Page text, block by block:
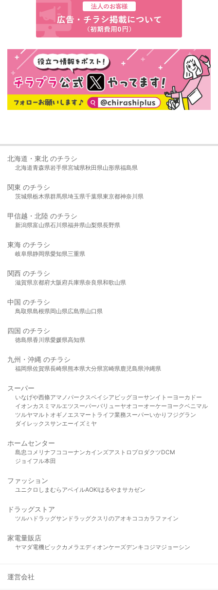
北海道・東北 のチラシ
北海道青森県岩手県宮城県秋田県山形県福島県
関東 のチラシ
茨城県栃木県群馬県埼玉県千葉県東京都神奈川県
甲信越・北陸 のチラシ
新潟県富山県石川県福井県山梨県長野県
東海 のチラシ
岐阜県静岡県愛知県三重県
関西 のチラシ
滋賀県京都府大阪府兵庫県奈良県和歌山県
中国 のチラシ
鳥取県島根県岡山県広島県山口県
四国 のチラシ
徳島県香川県愛媛県高知県
九州・沖縄 のチラシ
福岡県佐賀県長崎県熊本県大分県宮崎県鹿児島県沖縄県
スーパー
いなげや西條アマノパークスベイシア ビッグヨーサンイトーヨーカドー
イオンカスミ マルエツスーパーバリューヤオコーオーケー ヨークベニマル
ツルヤマルト オギノ エスマート ライフ業務スーパーいかり フジグラン
ダイレックスサンエーイズミヤ
ホームセンター
島忠 コメリ ナフコ コーナンカインズアストロプロダクツDCM
ジョイフル本田
ファッション
ユニクロ しまむら アベイルAOKIはるやま サカゼン
ドラッグストア
ツルハドラッグサンドラッグクスリのアオキ ココカラファイン
家電量販店
ヤマダ電機ビックカメラ エディオンケーズデンキ コジマジョーシン
運営会社